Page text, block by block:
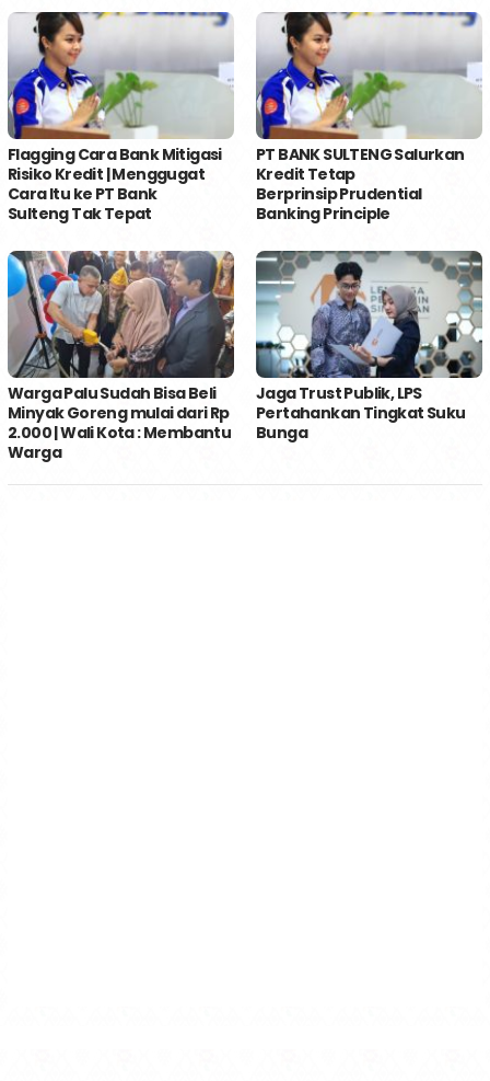
Flagging Cara Bank Mitigasi
Risiko Kredit | Menggugat
Cara Itu ke PT Bank
Sulteng Tak Tepat
PT BANK SULTENG Salurkan
Kredit Tetap
Berprinsip Prudential
Banking Principle
Warga Palu Sudah Bisa Beli
Minyak Goreng mulai dari Rp
2.000 | Wali Kota : Membantu
Warga
Jaga Trust Publik, LPS
Pertahankan Tingkat Suku
Bunga